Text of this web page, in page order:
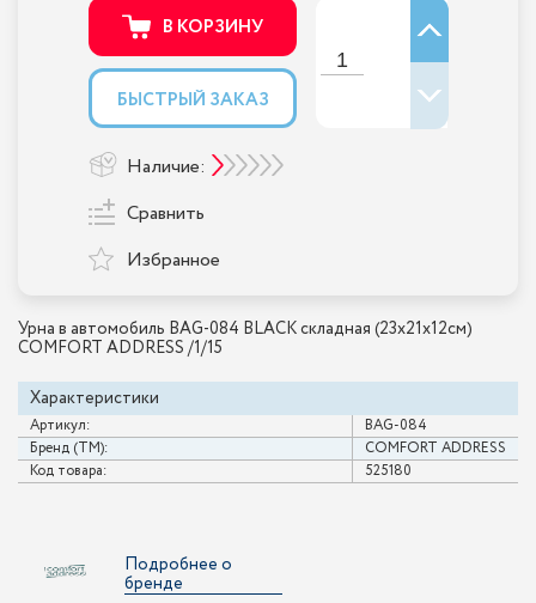
Урна в автомобиль BAG-084 BLACK складная (23х21х12см)
COMFORT ADDRESS /1/15
Характеристики
Артикул:
BAG-084
Бренд (ТМ):
COMFORT ADDRESS
Код товара:
525180
В КОРЗИНУ
БЫСТРЫЙ ЗАКАЗ
Наличие:
Сравнить
Избранное
Подробнее о
бренде